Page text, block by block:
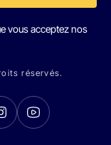
vous acceptez nos
réservés.